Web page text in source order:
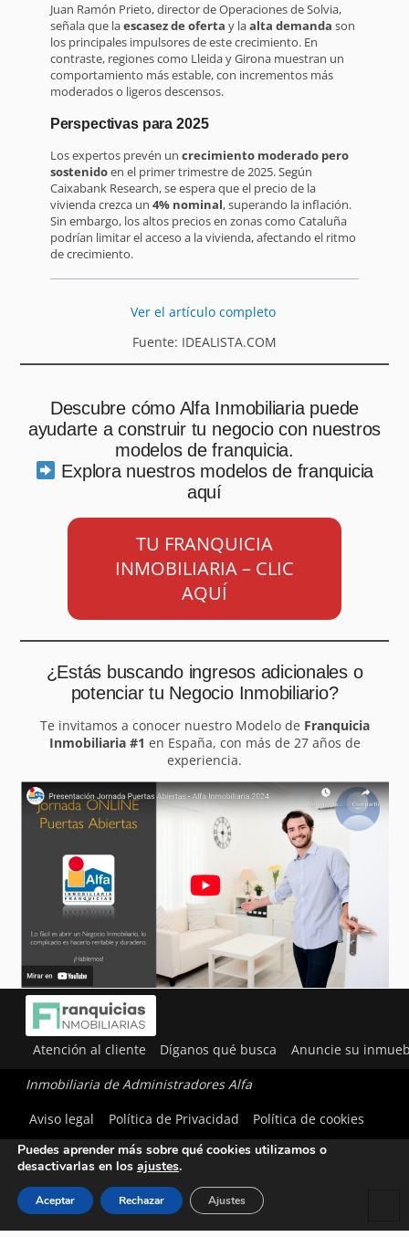
Juan Ramón Prieto, director de Operaciones de Solvia,
señala que laescasez de oferta y laalta demanda son
los principales impulsores de este crecimiento. En
contraste, regiones como Lleida y Girona muestran un
comportamiento más estable, con incrementos más
moderados o ligeros descensos.
Perspectivas para 2025
Los expertos prevén un crecimiento moderado pero
sostenidoen el primer trimestre de 2025. Según
Caixabank Research, se espera que el precio de la
vivienda crezca un 4% nominal, superando la inflación.
Sin embargo, los altos precios en zonas como Cataluña
podrían limitar el acceso a la vivienda, afectando el ritmo
de crecimiento.
Ver el artículo completo
Fuente: IDEALISTA.COM
Descubre cómo Alfa Inmobiliaria puede
ayudarte a construir tu negocio con nuestros
modelos de franquicia.
Explora nuestros modelos de franquicia
aquí
TU FRANQUICIA
INMOBILIARIA – CLIC
AQUÍ
¿Estás buscando ingresos adicionales o
potenciar tu Negocio Inmobiliario?
Te invitamos a conocer nuestro Modelo de Franquicia
Inmobiliaria #1 en España, con más de 27 años de
experiencia.
Atención al cliente Díganos qué busca Anuncie su
Inmobiliaria de Administradores Alfa
Aviso legal
Política de Privacidad Política de cookies
Utilizamos cookies para ofrecerte la mejor experiencia en
Puedes aprender más sobre qué cookies utilizamos o
desactivarlas en los ajustes.
Aceptar Rechazar Ajustes